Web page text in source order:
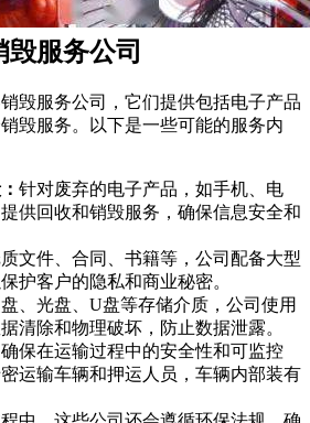
服务公司
毁服务公司，它们提供包括电子产品
毁服务。以下是一些可能的服务内
针对废弃的电子产品，如手机、电
供回收和销毁服务，确保信息安全和
文件、合同、书籍等，公司配备大型
护客户的隐私和商业秘密。
、光盘、U盘等存储介质，公司使用
清除和物理破坏，防止数据泄露。
保在运输过程中的安全性和可监控
运输车辆和押运人员，车辆内部装有